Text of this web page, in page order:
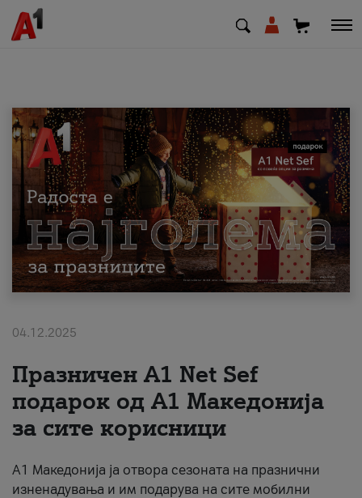
МК EN SQ
Приватни Деловни
Поддршка
Надополни кредит
За нас
#ПодобарОнлајн
04.12.2025
Празничен A1 Net Sеf
подарок од А1 Македонија
за сите корисници
А1 Македонија ја отвора сезоната на празнични
изненадувања и им подарува на сите мобилни